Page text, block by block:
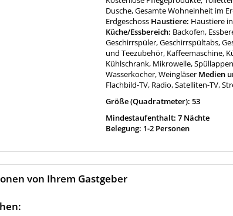
Dusche, Gesamte Wohneinheit im
Erdgeschoss Haustiere: Haustiere
Küche/Essbereich: Backofen,
Geschirrspüler, Geschirrspültabs,
und Teezubehör, Kaffeemaschine,
Kühlschrank, Mikrowelle,
Wasserkocher, Weingläser Medien
Flachbild-TV, Radio, Satelliten-TV,
Größe (Quadratmeter): 53
Mindestaufenthalt: 7 Nächte
Belegung: 1-2 Personen
von Ihrem Gastgeber